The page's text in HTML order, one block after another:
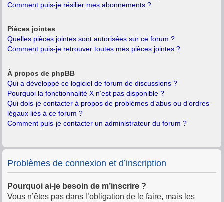
Comment puis-je résilier mes abonnements ?
Pièces jointes
Quelles pièces jointes sont autorisées sur ce forum ?
Comment puis-je retrouver toutes mes pièces jointes ?
À propos de phpBB
Qui a développé ce logiciel de forum de discussions ?
Pourquoi la fonctionnalité X n’est pas disponible ?
Qui dois-je contacter à propos de problèmes d’abus ou d’ordres
légaux liés à ce forum ?
Comment puis-je contacter un administrateur du forum ?
Problèmes de connexion et d’inscription
Pourquoi ai-je besoin de m’inscrire ?
Vous n’êtes pas dans l’obligation de le faire, mais les